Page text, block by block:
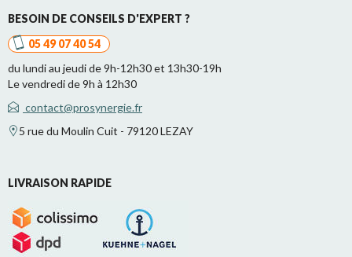
BESOIN DE CONSEILS D'EXPERT ?
05 49 07 40 54
du lundi au jeudi de 9h-12h30 et 13h30-19h
Le vendredi de 9h à 12h30
contact@prosynergie.fr
5 rue du Moulin Cuit - 79120 LEZAY
LIVRAISON RAPIDE